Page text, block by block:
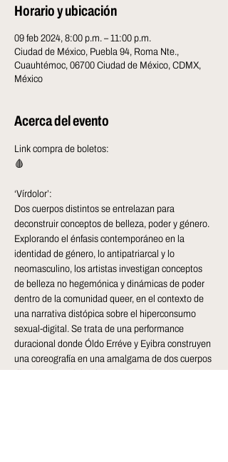
Horario y ubicación
09 feb 2024, 8:00 p.m. – 11:00 p.m.
Ciudad de México, Puebla 94, Roma Nte.,
Cuauhtémoc, 06700 Ciudad de México, CDMX,
México
Acerca del evento
Link compra de boletos:
🩸
‘Vírdolor’:
Dos cuerpos distintos se entrelazan para
deconstruir conceptos de belleza, poder y género.
Explorando el énfasis contemporáneo en la
identidad de género, lo antipatriarcal y lo
neomasculino, los artistas investigan conceptos
de belleza no hegemónica y dinámicas de poder
dentro de la comunidad queer, en el contexto de
una narrativa distópica sobre el hiperconsumo
sexual-digital. Se trata de una performance
duracional donde Óldo Erréve y Eyibra construyen
una coreografía en una amalgama de dos cuerpos
diversos, interviniendo con piezas impresas en 3D